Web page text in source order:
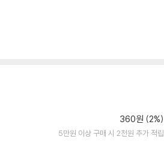
360원 (2%)
5만원 이상 구매 시 2천원 추가 적립